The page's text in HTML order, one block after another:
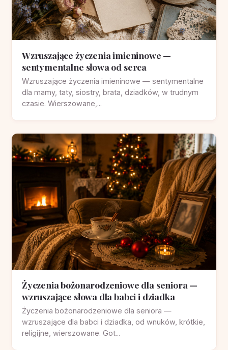
Wzruszające życzenia imieninowe —
sentymentalne słowa od serca
Wzruszające życzenia imieninowe — sentymentalne
dla mamy, taty, siostry, brata, dziadków, w trudnym
czasie. Wierszowane,...
Życzenia bożonarodzeniowe dla seniora —
wzruszające słowa dla babci i dziadka
Życzenia bożonarodzeniowe dla seniora —
wzruszające dla babci i dziadka, od wnuków, krótkie,
religijne, wierszowane. Got...